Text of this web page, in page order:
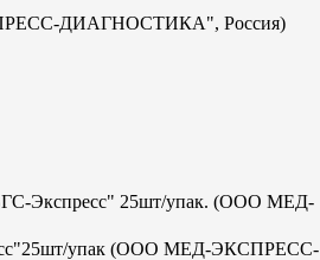
ДИАГНОСТИКА", Россия)
Экспресс" 25шт/упак. (ООО МЕД-
упак (ООО МЕД-ЭКСПРЕСС-